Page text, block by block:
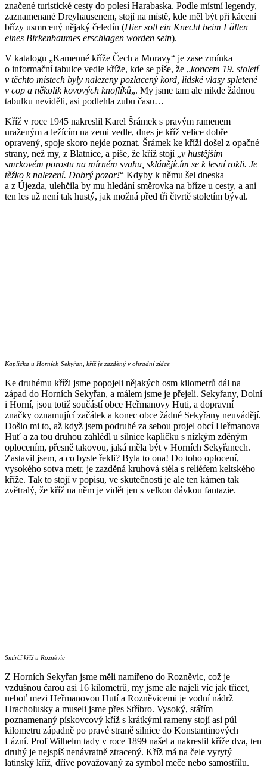
značené turistické cesty do polesí Harabaska. Podle místní legendy,
zaznamenané Dreyhausenem, stojí na místě, kde měl být při kácení
břízy usmrcený nějaký čeledín (Hier soll ein Knecht beim Fällen
eines Birkenbaumes erschlagen worden sein).
V katalogu „Kamenné kříže Čech a Moravy“ je zase zmínka
o informační tabulce vedle kříže, kde se píše, že „koncem 19. století
v těchto místech byly nalezeny pozlacený kord, lidské vlasy spletené
v cop a několik kovových knoflíků„. My jsme tam ale nikde žádnou
tabulku neviděli, asi podlehla zubu času…
Kříž v roce 1945 nakreslil Karel Šrámek s pravým ramenem
uraženým a ležícím na zemi vedle, dnes je kříž velice dobře
opravený, spoje skoro nejde poznat. Šrámek ke kříži došel z opačné
strany, než my, z Blatnice, a píše, že kříž stojí „v hustějším
smrkovém porostu na mírném svahu, sklánějícím se k lesní rokli. Je
těžko k nalezení. Dobrý pozor!“ Kdyby k němu šel dneska
a z Újezda, ulehčila by mu hledání směrovka na bříze u cesty, a ani
ten les už není tak hustý, jak možná před tři čtvrtě stoletím býval.
Kaplička u Horních Sekyřan, kříž je zazděný v ohradní zídce
Ke druhému kříži jsme popojeli nějakých osm kilometrů dál na
západ do Horních Sekyřan, a málem jsme je přejeli. Sekyřany, Dolní
i Horní, jsou totiž součástí obce Heřmanovy Huti, a dopravní
značky oznamující začátek a konec obce žádné Sekyřany neuvádějí.
Došlo mi to, až když jsem podruhé za sebou projel obcí Heřmanova
Huť a za tou druhou zahlédl u silnice kapličku s nízkým zděným
oplocením, přesně takovou, jaká měla být v Horních Sekyřanech.
Zastavil jsem, a co byste řekli? Byla to ona! Do toho oplocení,
vysokého sotva metr, je zazděná kruhová stéla s reliéfem keltského
kříže. Tak to stojí v popisu, ve skutečnosti je ale ten kámen tak
zvětralý, že kříž na něm je vidět jen s velkou dávkou fantazie.
Smírčí kříž u Rozněvic
Z Horních Sekyřan jsme měli namířeno do Rozněvic, což je
vzdušnou čarou asi 16 kilometrů, my jsme ale najeli víc jak třicet,
neboť mezi Heřmanovou Hutí a Rozněvicemi je vodní nádrž
Hracholusky a museli jsme přes Stříbro. Vysoký, stářím
poznamenaný pískovcový kříž s krátkými rameny stojí asi půl
kilometru západně po pravé straně silnice do Konstantinových
Lázní. Prof Wilhelm tady v roce 1899 našel a nakreslil kříže dva, ten
druhý je nejspíš nenávratně ztracený. Kříž má na čele vyrytý
latinský kříž, dříve považovaný za symbol meče nebo samostřílu.